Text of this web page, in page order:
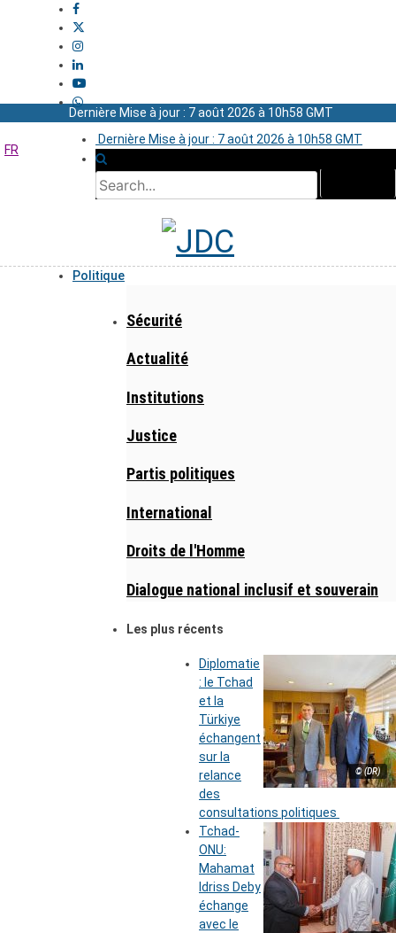
Dernière Mise à jour : 7 août 2026 à 10h58 GMT
Dernière Mise à jour : 7 août 2026 à 10h58 GMT
FR
Politique
Sécurité
Actualité
Institutions
Justice
Partis politiques
International
Droits de l'Homme
Dialogue national inclusif et souverain
Les plus récents
© (DR)
Diplomatie
: le Tchad
et la
Türkiye
échangent
sur la
relance
des
consultations politiques
Tchad-
ONU:
Mahamat
Idriss Deby
échange
avec le